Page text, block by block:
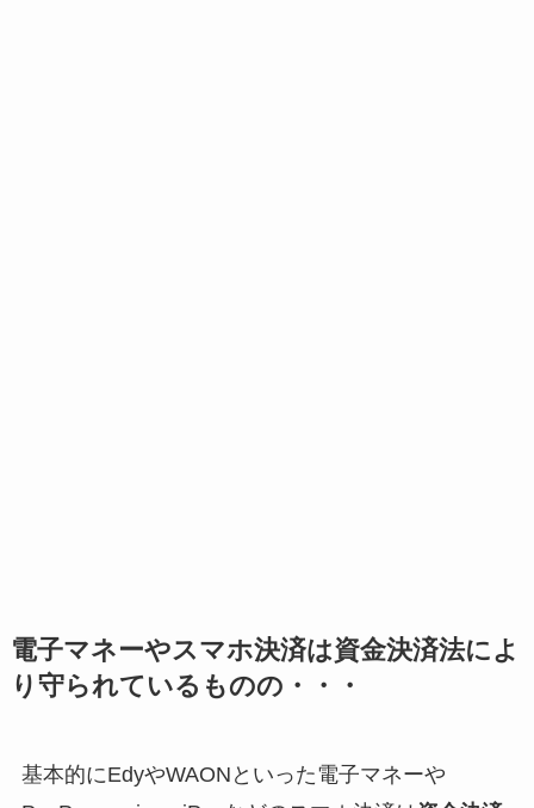
電子マネーやスマホ決済は資金決済法によ
り守られているものの・・・
基本的にEdyやWAONといった電子マネーや